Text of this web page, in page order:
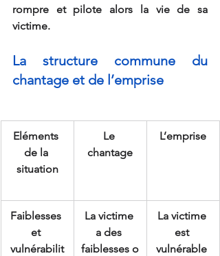
rompre et pilote alors la vie de sa
victime.
La structure commune du
chantage et de l’emprise
Eléments
de la
situation
Le
chantage
L’emprise
Faiblesses
et
vulnérabilit
La victime
a des
faiblesses o
La victime
est
vulnérable